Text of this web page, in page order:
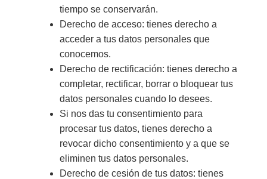
tiempo se conservarán.
Derecho de acceso: tienes derecho a
acceder a tus datos personales que
conocemos.
Derecho de rectificación: tienes derecho a
completar, rectificar, borrar o bloquear tus
datos personales cuando lo desees.
Si nos das tu consentimiento para
procesar tus datos, tienes derecho a
revocar dicho consentimiento y a que se
eliminen tus datos personales.
Derecho de cesión de tus datos: tienes